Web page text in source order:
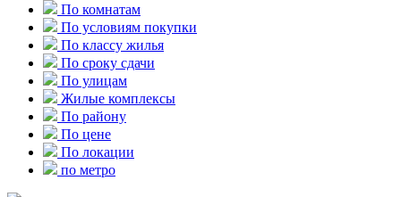
По комнатам
По условиям покупки
По классу жилья
По сроку сдачи
По улицам
Жилые комплексы
По району
По цене
По локации
по метро